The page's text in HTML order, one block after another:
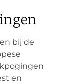
bij de
en